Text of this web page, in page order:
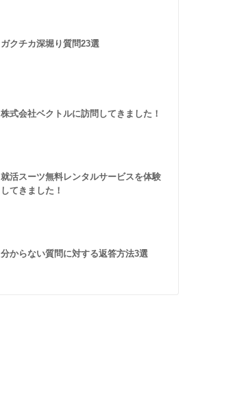
ガクチカ深堀り質問23選
株式会社ベクトルに訪問してきました！
就活スーツ無料レンタルサービスを体験
してきました！
分からない質問に対する返答方法3選